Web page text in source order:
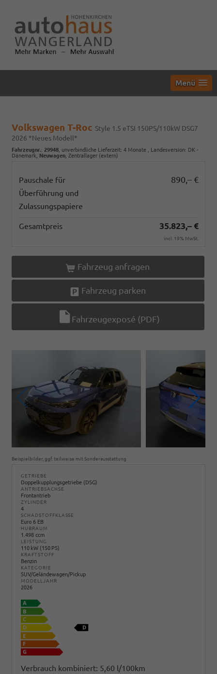
Menü
Volkswagen T-Roc Style 1.5 eTSI 150PS/110kW DSG7
2026 *Neues Modell*
Fahrzeugnr.: 29948 , unverbindliche Lieferzeit: 4 Monate , Landesversion: DK -
Dänemark, Neuwagen , Zentrallager (extern)
Pauschale für
Überführung und
Zulassungspapiere
890,– €
Gesamtpreis 35.823,– €
incl. 19% MwSt.
Fahrzeug anfragen
Fahrzeug parken
Fahrzeugexposé (PDF)
Beispielbilder, ggf. teilweise mit Sonderausstattung
GETRIEBE
Doppelkupplungsgetriebe (DSG)
ANTRIEBSACHSE
Frontantrieb
ZYLINDER
4
SCHADSTOFFKLASSE
Euro 6 EB
HUBRAUM
1.498 ccm
LEISTUNG
110 kW (150 PS)
KRAFTSTOFF
Benzin
KATEGORIE
SUV/Geländewagen/Pickup
MODELLJAHR
2026
Verbrauch kombiniert: 5,60 l/100km